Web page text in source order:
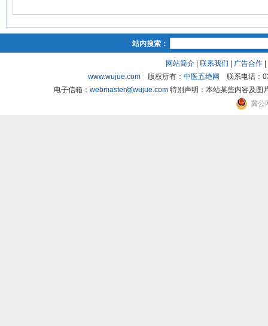
站内搜索：
网站简介 联系我们 广告合作
www.wujue.com版权所有： 中医五绝网
联系电话：
电子信箱： webmaster@wujue.com特别声明：本站某些内容及图
冀公